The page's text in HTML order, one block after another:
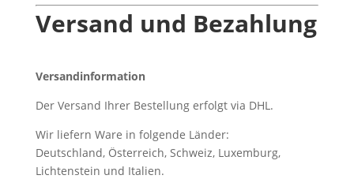
Versand und Bezahlung
Versandinformation
Der Versand Ihrer Bestellung erfolgt via DHL.
Wir liefern Ware in folgende Länder:
Deutschland, Österreich, Schweiz, Luxemburg,
Lichtenstein und Italien.